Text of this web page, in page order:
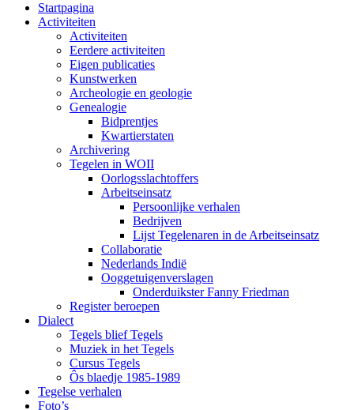
Startpagina
Activiteiten
Activiteiten
Eerdere activiteiten
Eigen publicaties
Kunstwerken
Archeologie en geologie
Genealogie
Bidprentjes
Kwartierstaten
Archivering
Tegelen in WOII
Oorlogsslachtoffers
Arbeitseinsatz
Persoonlijke verhalen
Bedrijven
Lijst Tegelenaren in de Arbeitseinsatz
Collaboratie
Nederlands Indië
Ooggetuigenverslagen
Onderduikster Fanny Friedman
Register beroepen
Dialect
Tegels blief Tegels
Muziek in het Tegels
Cursus Tegels
Ôs blaedje 1985-1989
Tegelse verhalen
Foto’s